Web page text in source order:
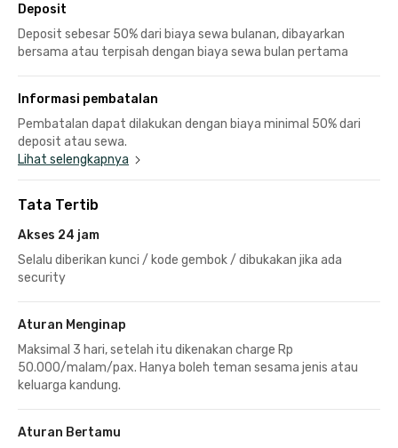
Deposit
Deposit sebesar 50% dari biaya sewa bulanan, dibayarkan
bersama atau terpisah dengan biaya sewa bulan pertama
Informasi pembatalan
Pembatalan dapat dilakukan dengan biaya minimal 50% dari
deposit atau sewa.
Lihat selengkapnya
Tata Tertib
Akses 24 jam
Selalu diberikan kunci / kode gembok / dibukakan jika ada
security
Aturan Menginap
Maksimal 3 hari, setelah itu dikenakan charge Rp
50.000/malam/pax. Hanya boleh teman sesama jenis atau
keluarga kandung.
Aturan Bertamu